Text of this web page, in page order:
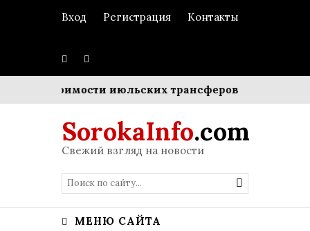
Вход Регистрация Контакты
стоимости июльских трансферов Пополнение в
SorokaInfo.com
Свежий взгляд на новости
МЕНЮ САЙТА